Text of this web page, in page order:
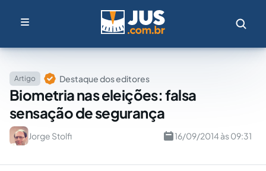
Artigo Destaque dos editores
Biometria nas eleições: falsa
sensação de segurança
Jorge Stolfi 16/09/2014 às 09:31